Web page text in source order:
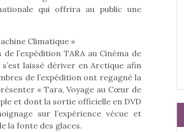
qui offrira au public une
Climatique »
l’expédition TARA au Cinéma de
laissé dériver en Arctique afin
de l’expédition ont regagné la
« Tara, Voyage au Cœur de
et dont la sortie officielle en DVD
sur l’expérience vécue et
la fonte des glaces.
La trottinette…